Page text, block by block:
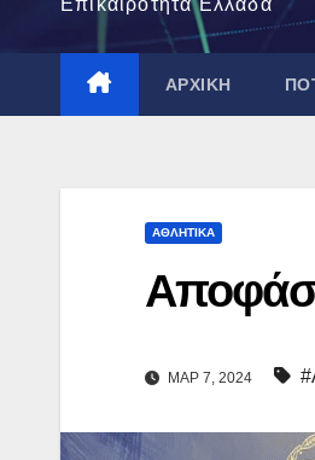
ΑΡΧΙΚΉ
ΑΘΛΗΤΙΚΆ
ΜΑΡ 7, 2024